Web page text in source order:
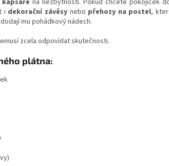
i dekorační závěsy nebo přehozy na postel,
mu pohádkový nádech.
zcela odpovídat skutečnosti.
plátna: